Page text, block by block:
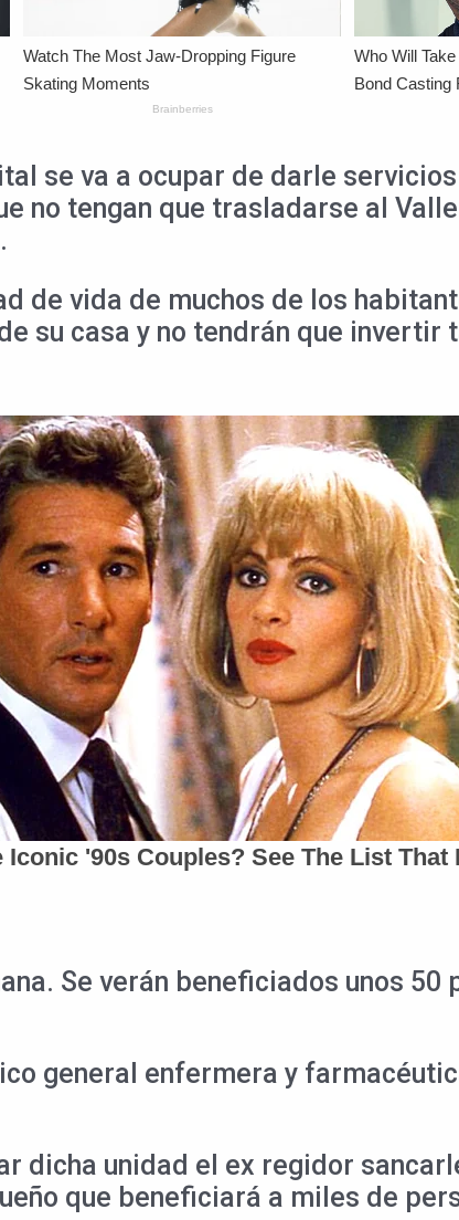
se va a ocupar de darle
no tengan que trasladarse al
de vida de muchos de los
su casa y no tendrán que
Se verán beneficiados unos
general enfermera y
dicha unidad el ex regidor
que beneficiará a miles de